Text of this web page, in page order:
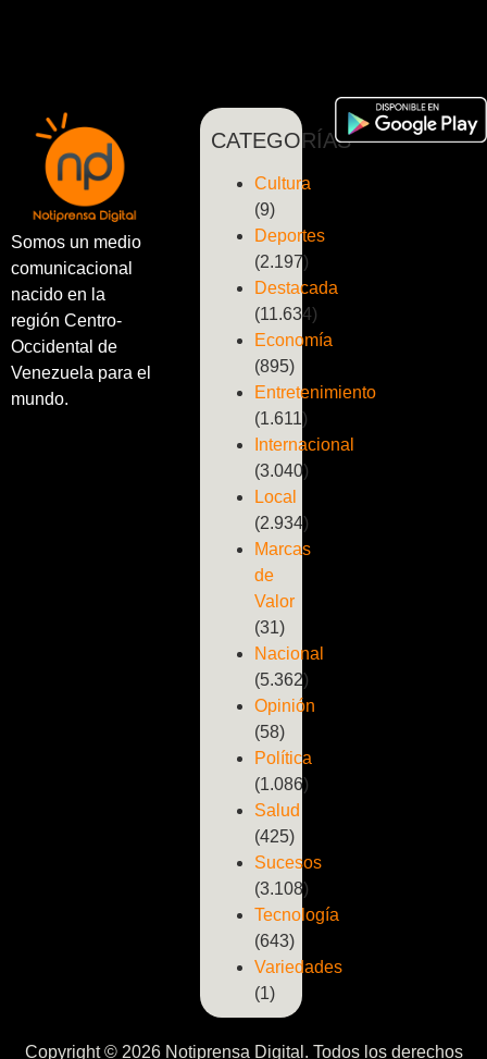
Somos un medio
comunicacional
nacido en la
región Centro-
Occidental de
Venezuela para el
mundo.
CATEGORÍAS
Cultura
(9)
Deportes
(2.197)
Destacada
(11.634)
Economía
(895)
Entretenimiento
(1.611)
Internacional
(3.040)
Local
(2.934)
Marcas
de
Valor
(31)
Nacional
(5.362)
Opinión
(58)
Política
(1.086)
Salud
(425)
Sucesos
(3.108)
Tecnología
(643)
Variedades
(1)
Copyright © 2026 Notiprensa Digital. Todos los derechos